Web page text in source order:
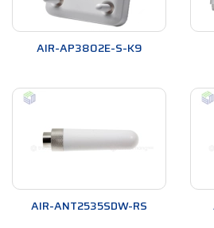
AIR-AP3802E-S-K9
AIR-ANT2535SDW-RS